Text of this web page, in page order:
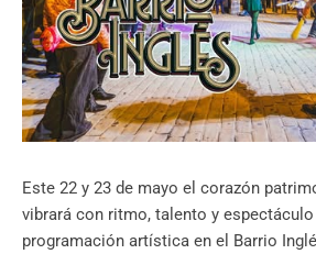
Este 22 y 23 de mayo el corazón
vibrará con ritmo, talento y
programación artística en el Barrio